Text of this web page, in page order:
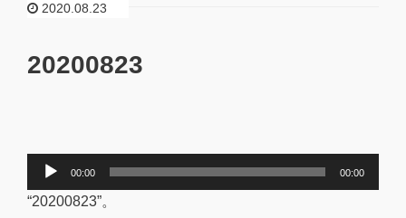
2020.08.23
20200823
声
プ
00:00 00:00
“20200823”。